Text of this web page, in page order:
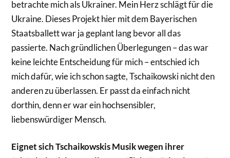
betrachte mich als Ukrainer. Mein Herz schlägt für die
Ukraine. Dieses Projekt hier mit dem Bayerischen
Staatsballett war ja geplant lang bevor all das
passierte. Nach gründlichen Überlegungen – das war
keine leichte Entscheidung für mich – entschied ich
mich dafür, wie ich schon sagte, Tschaikowski nicht den
anderen zu überlassen. Er passt da einfach nicht
dorthin, denn er war ein hochsensibler,
liebenswürdiger Mensch.
Eignet sich Tschaikowskis Musik wegen ihrer